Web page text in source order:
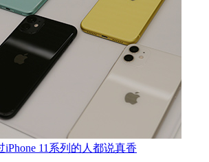
11系列的人都说真香